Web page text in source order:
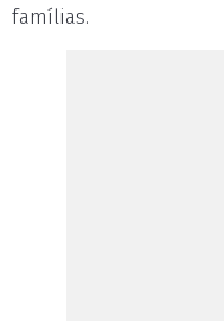
famílias.